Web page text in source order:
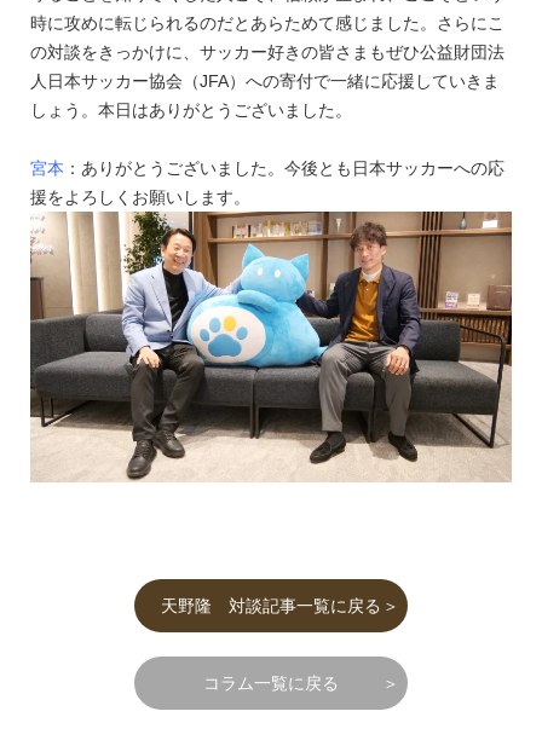
時に攻めに転じられるのだとあらためて感じました。さらにこ
の対談をきっかけに、サッカー好きの皆さまもぜひ公益財団法
人日本サッカー協会（JFA）への寄付で一緒に応援していきま
しょう。本日はありがとうございました。
宮本 ：ありがとうございました。今後とも日本サッカーへの応
援をよろしくお願いします。
天野隆 対談記事一覧に戻る
コラム一覧に戻る